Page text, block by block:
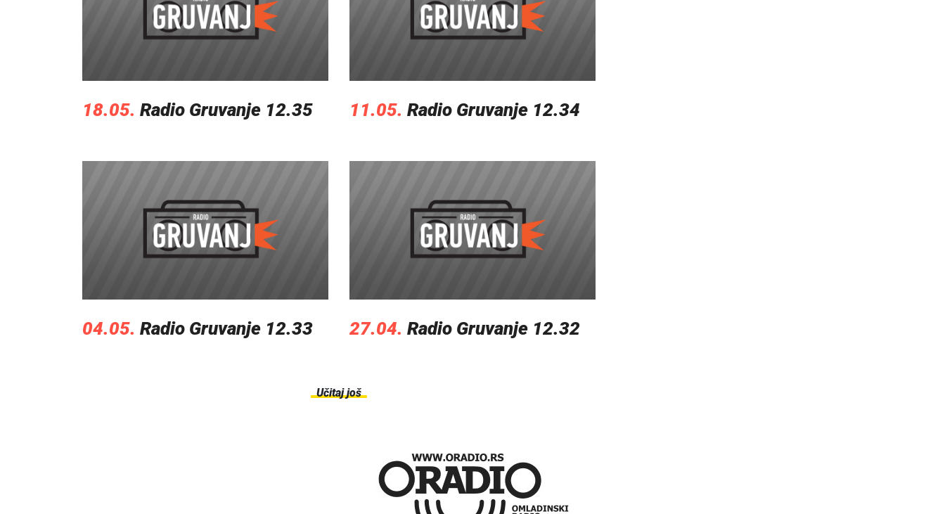
18.05. Radio Gruvanje 12.35 11.05. Radio Gruvanje 12.34
04.05. Radio Gruvanje 12.33 27.04. Radio Gruvanje 12.32
Učitaj još